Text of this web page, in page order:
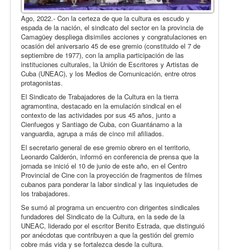
Ago, 2022.- Con la certeza de que la cultura es escudo y
espada de la nación, el sindicato del sector en la provincia de
Camagüey despliega disimiles acciones y congratulaciones en
ocasión del aniversario 45 de ese gremio (constituido el 7 de
septiembre de 1977), con la amplia participación de las
instituciones culturales, la Unión de Escritores y Artistas de
Cuba (UNEAC), y los Medios de Comunicación, entre otros
protagonistas.
El Sindicato de Trabajadores de la Cultura en la tierra
agramontina, destacado en la emulación sindical en el
contexto de las actividades por sus 45 años, junto a
Cienfuegos y Santiago de Cuba, con Guantánamo a la
vanguardia, agrupa a más de cinco mil afiliados.
El secretario general de ese gremio obrero en el territorio,
Leonardo Calderón, informó en conferencia de prensa que la
jornada se inició el 10 de junio de este año, en el Centro
Provincial de Cine con la proyección de fragmentos de filmes
cubanos para ponderar la labor sindical y las inquietudes de
los trabajadores.
Se sumó al programa un encuentro con dirigentes sindicales
fundadores del Sindicato de la Cultura, en la sede de la
UNEAC, liderado por el escritor Benito Estrada, que distinguió
por anécdotas que contribuyen a que la gestión del gremio
cobre más vida y se fortalezca desde la cultura.